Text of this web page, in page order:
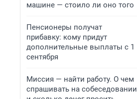
машине — стоило ли оно того
Пенсионеры получат
прибавку: кому придут
дополнительные выплаты с 1
сентября
Миссия — найти работу. О чем
спрашивать на собеседовании